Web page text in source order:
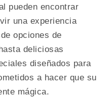
pueden encontrar
una experiencia
opciones de
deliciosas
diseñados para
a hacer que su
mágica.